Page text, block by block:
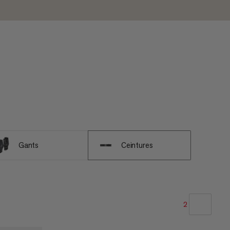
Gants Ceintures
2